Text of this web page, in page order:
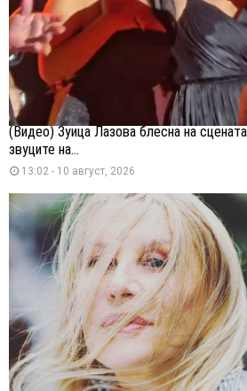
(Видео) Зуица Лазова блесна на
звуците на...
13:02 - 10 август, 2026